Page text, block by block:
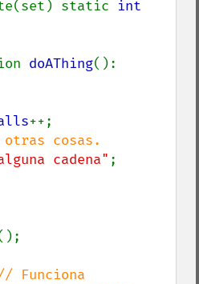
static
int
doAThing
++;
cosas.
cadena" ;